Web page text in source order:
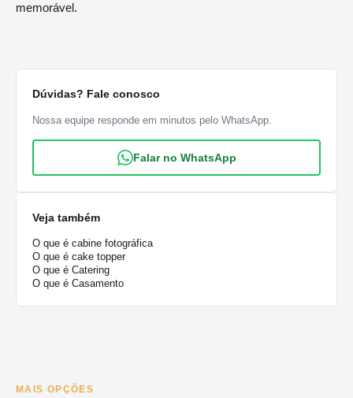
memorável.
Dúvidas? Fale conosco
Nossa equipe responde em minutos pelo WhatsApp.
Falar no WhatsApp
Veja também
O que é cabine fotográfica
O que é cake topper
O que é Catering
O que é Casamento
MAIS OPÇÕES